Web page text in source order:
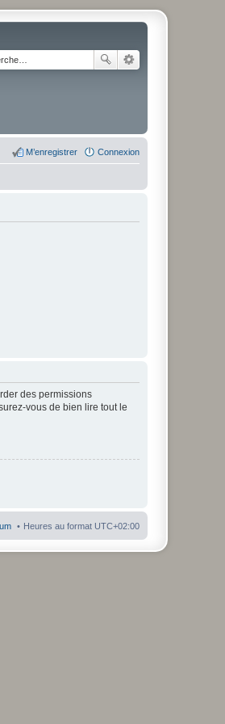
Connexion
M’enregistrer
des permissions
vous de bien lire tout le
Heures au format UTC+02:00